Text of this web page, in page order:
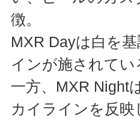
徴。
MXR Dayは白を
インが施されてい
一方、MXR Night
カイラインを反